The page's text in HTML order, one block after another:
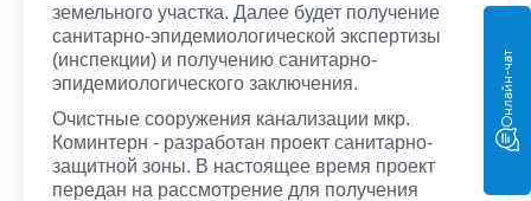
Онлайн-чат
земельного участка. Далее будет получение
санитарно-эпидемиологической экспертизы
(инспекции) и получению санитарно-
эпидемиологического заключения.
Очистные сооружения канализации мкр.
Коминтерн - разработан проект санитарно-
защитной зоны. В настоящее время проект
передан на рассмотрение для получения